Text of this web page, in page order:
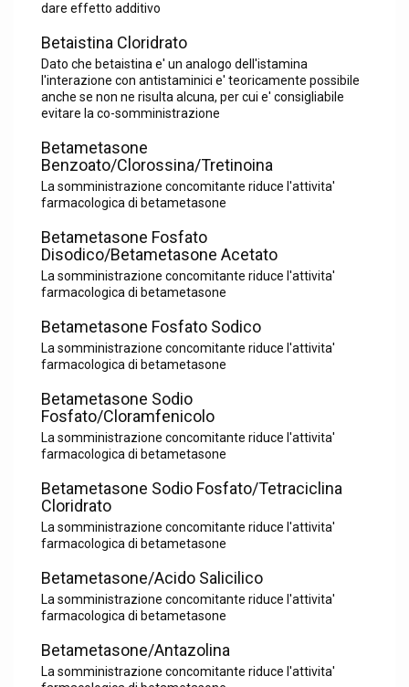
dare effetto additivo
Betaistina Cloridrato
Dato che betaistina e' un analogo dell'istamina
l'interazione con antistaminici e' teoricamente possibile
anche se non ne risulta alcuna, per cui e' consigliabile
evitare la co-somministrazione
Betametasone
Benzoato/Clorossina/Tretinoina
La somministrazione concomitante riduce l'attivita'
farmacologica di betametasone
Betametasone Fosfato
Disodico/Betametasone Acetato
La somministrazione concomitante riduce l'attivita'
farmacologica di betametasone
Betametasone Fosfato Sodico
La somministrazione concomitante riduce l'attivita'
farmacologica di betametasone
Betametasone Sodio
Fosfato/Cloramfenicolo
La somministrazione concomitante riduce l'attivita'
farmacologica di betametasone
Betametasone Sodio Fosfato/Tetraciclina
Cloridrato
La somministrazione concomitante riduce l'attivita'
farmacologica di betametasone
Betametasone/Acido Salicilico
La somministrazione concomitante riduce l'attivita'
farmacologica di betametasone
Betametasone/Antazolina
La somministrazione concomitante riduce l'attivita'